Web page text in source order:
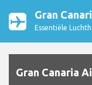
Gran
Essentiële
Gran Canaria